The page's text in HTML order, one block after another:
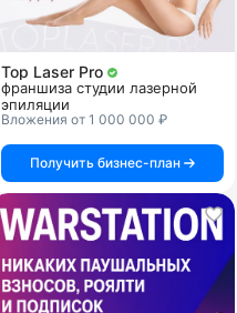
Top Laser Pro
франшиза студии лазерной
эпиляции
Вложения от 1 000 000 ₽
Получить бизнес-план